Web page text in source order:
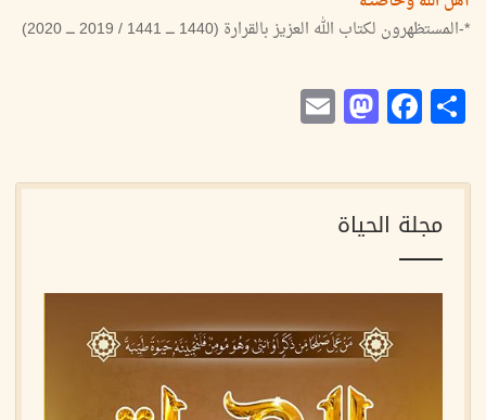
*-المستظهرون لكتاب الله العزيز بالقرارة (1440 ــــ 1441 / 2019 ــــ 2020)
Share
Facebook
Mastodon
مجلة الحياة